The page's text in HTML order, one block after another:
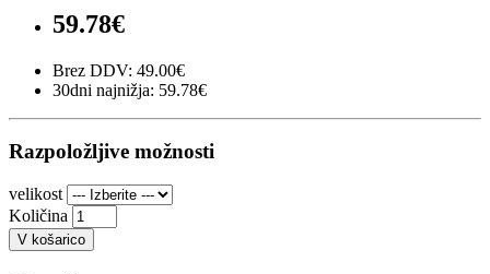
59.78€
Brez DDV: 49.00€
30dni najnižja: 59.78€
Razpoložljive možnosti
velikost
Količina
V košarico